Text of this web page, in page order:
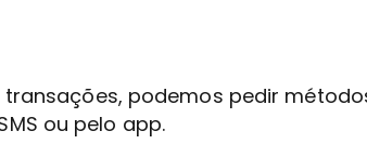
podemos pedir
ou pelo app.